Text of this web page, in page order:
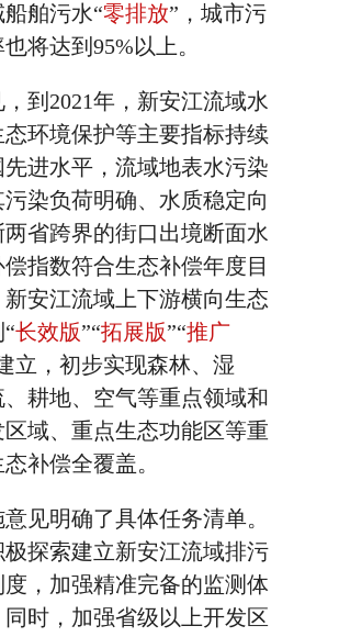
舶污水“零排放”，城市污
将达到95%以上。
到2021年，新安江流域水
态环境保护等主要指标持续
进水平，流域地表水污染
染负荷明确、水质稳定向
省跨界的街口出境断面水
偿指数符合生态补偿年度目
安江流域上下游横向生态
长效版”“拓展版”“推广
立，初步实现森林、湿
耕地、空气等重点领域和
域、重点生态功能区等重
补偿全覆盖。
见明确了具体任务清单。
探索建立新安江流域排污
，加强精准完备的监测体
同时，加强省级以上开发区